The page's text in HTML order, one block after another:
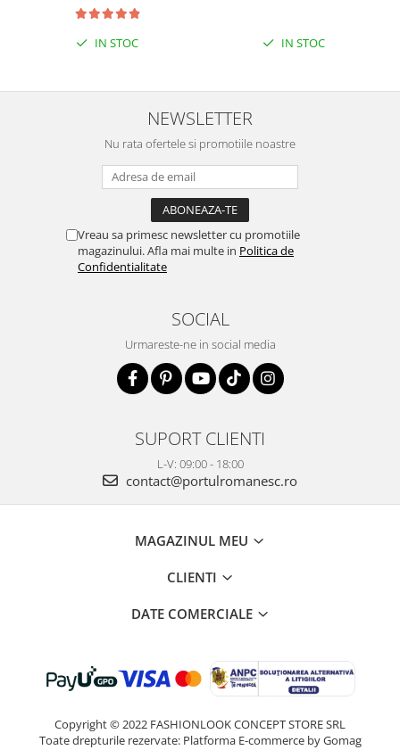
IN STOC IN STOC
NEWSLETTER
Nu rata ofertele si promotiile noastre
Vreau sa primesc newsletter cu promotiile
magazinului. Afla mai multe in Politica de
Confidentialitate
SOCIAL
Urmareste-ne in social media
SUPORT CLIENTI
L-V: 09:00 - 18:00
contact@portulromanesc.ro
MAGAZINUL MEU
CLIENTI
DATE COMERCIALE
Copyright © 2022 FASHIONLOOK CONCEPT STORE SRL
Toate drepturile rezervate: Platforma E-commerce by Gomag